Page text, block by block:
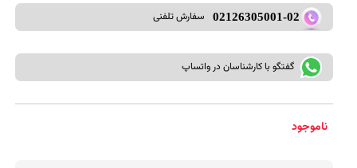
02126305001-02 سفارش تلفنی
گفتگو با کارشناسان در واتساپ
ناموجود